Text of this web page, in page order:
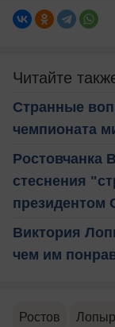
Читайте
Странные
чемпионата
Ростовчанка
стеснения
Виктория
чем им
Ростов